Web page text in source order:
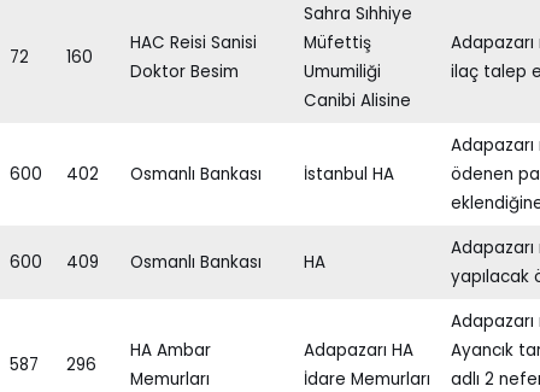
72 160
HAC Reisi Sanisi
Doktor Besim
Sahra Sıhhiye
Müfettiş
Umumiliği
Canibi Alisine
ilaç talep
600 402 Osmanlı Bankası İstanbul HA
ödenen
600 409 Osmanlı Bankası HA
yapılacak
587 296
HA Ambar
Memurları
Adapazarı HA
İdare Memurları
Ayancık
adlı 2